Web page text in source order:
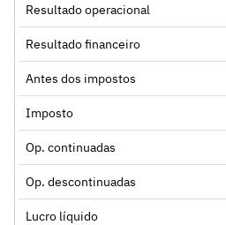
Resultado operacional
Resultado financeiro
Antes dos impostos
Imposto
Op. continuadas
Op. descontinuadas
Lucro líquido